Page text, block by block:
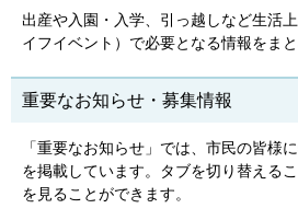
出産や入園・入学、引っ越しなど生活
イフイベント）で必要となる情報をま
重要なお知らせ・募集情報
「重要なお知らせ」では、市民の皆様
を掲載しています。タブを切り替える
を見ることができます。